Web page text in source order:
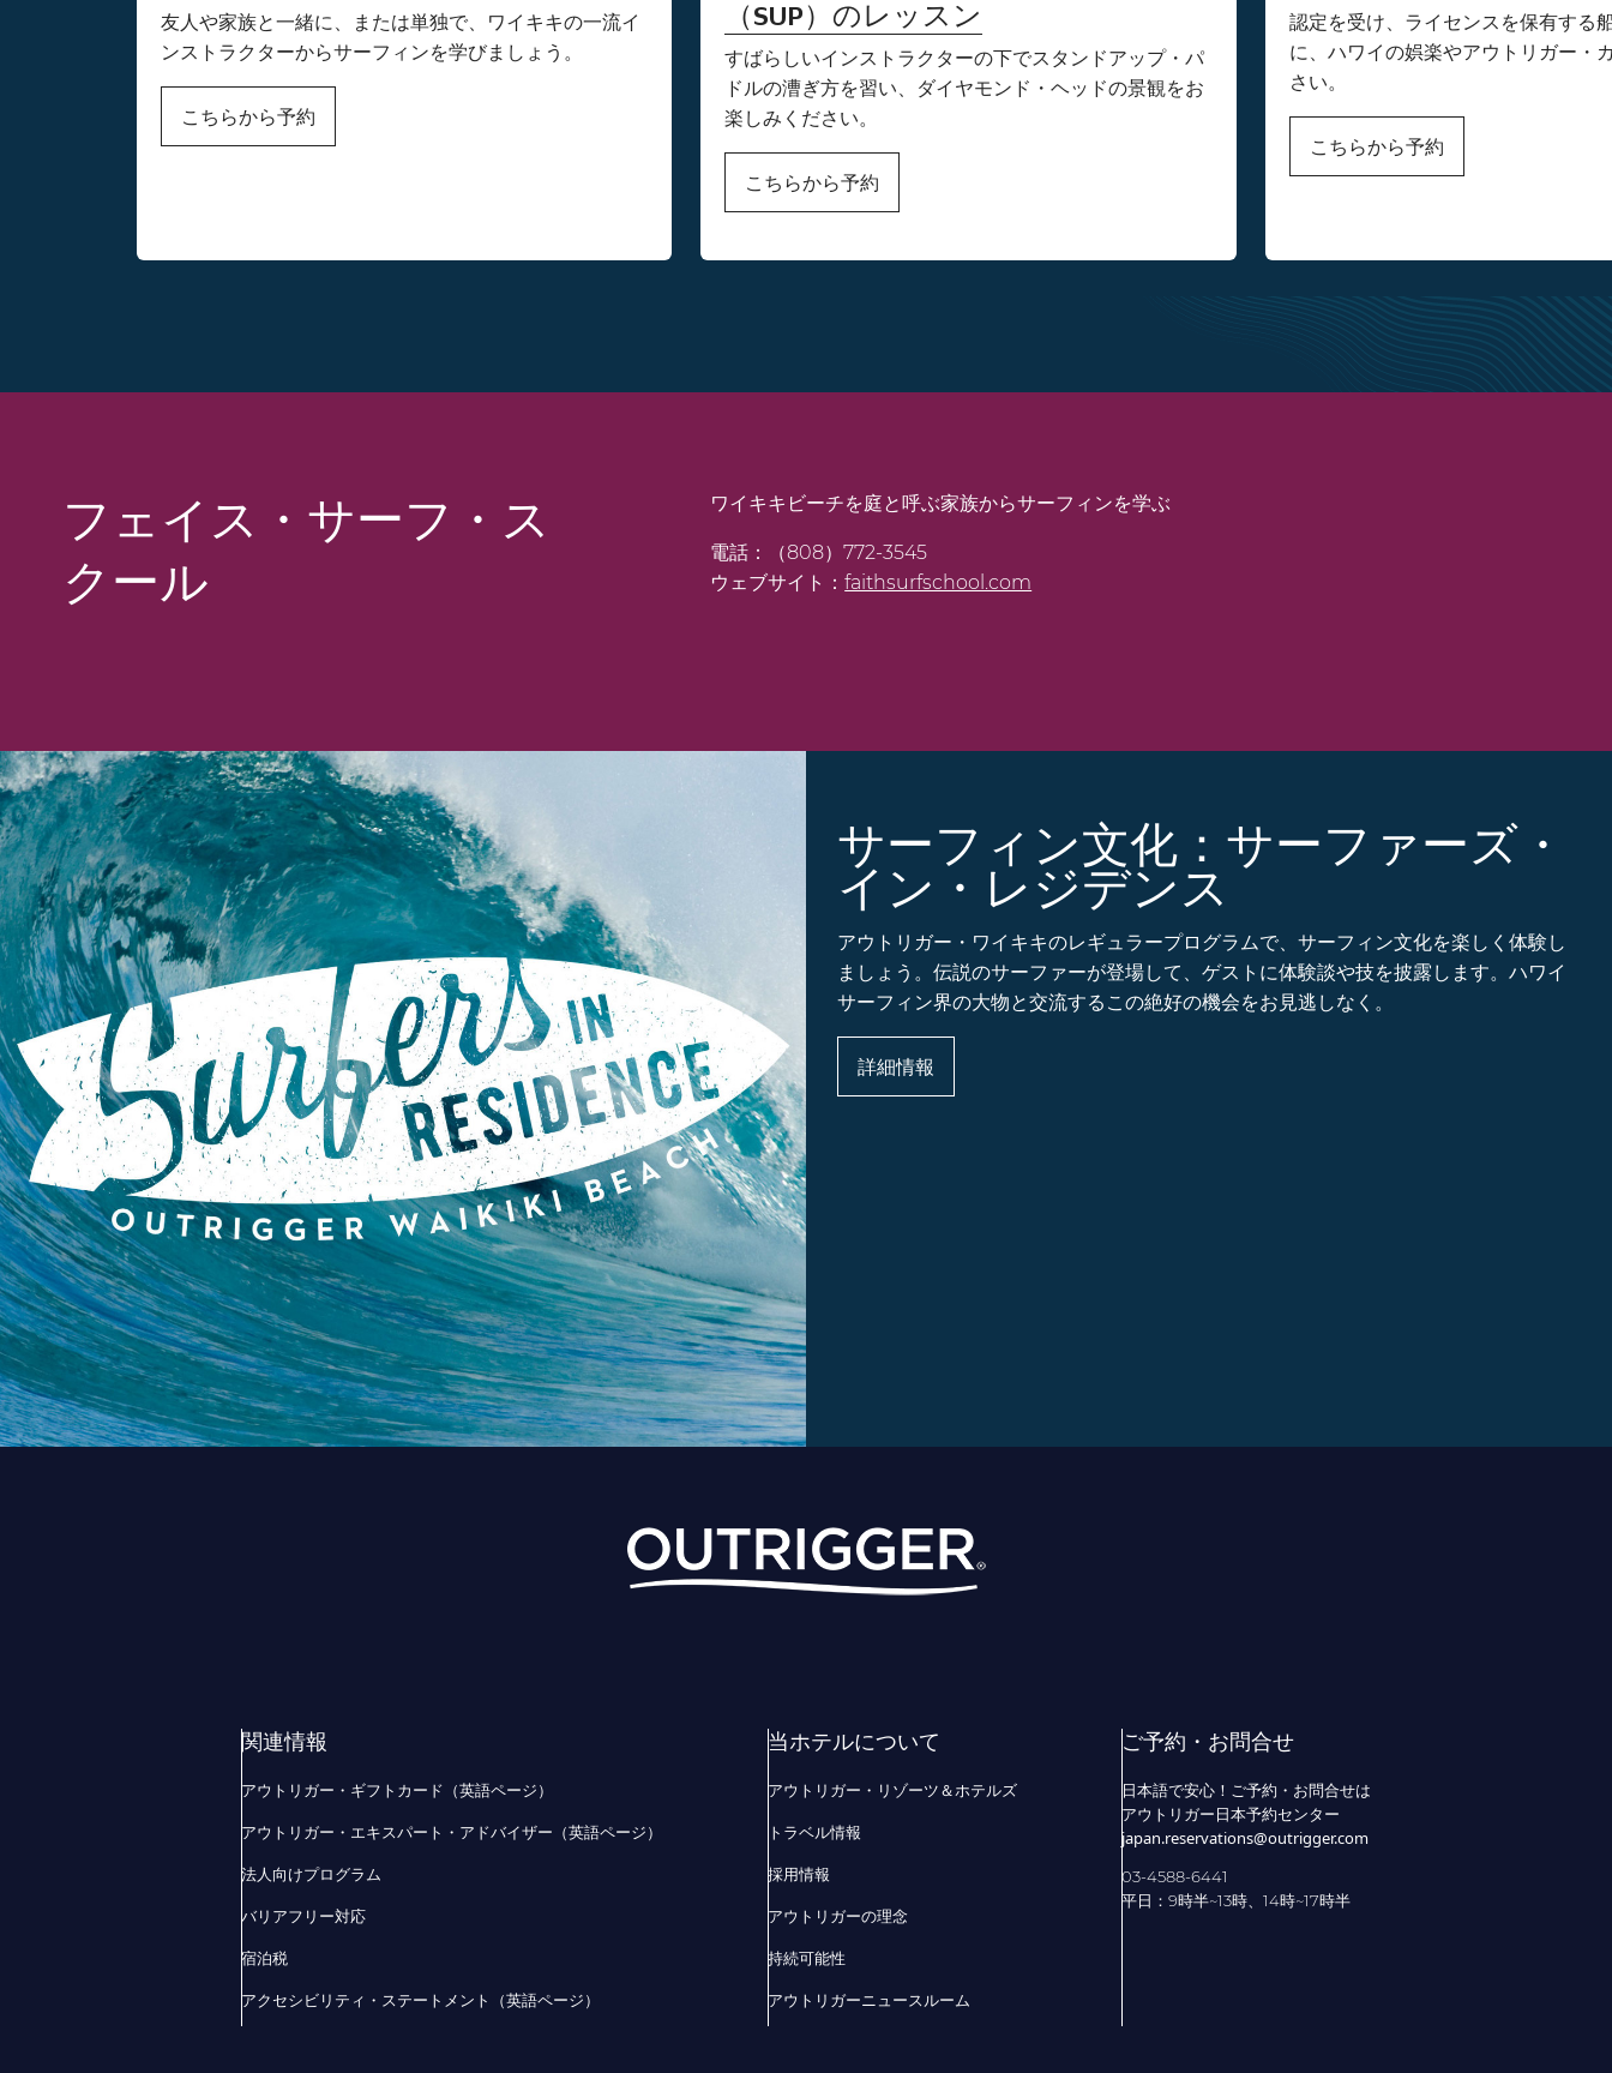
友人や家族と一緒に、または単独で、ワイキキの一流イ
ンストラクターからサーフィンを学びましょう。
こちらから予約
（SUP）のレッスン
すばらしいインストラクターの下でスタンドアップ・パ
ドルの漕ぎ方を習い、ダイヤモンド・ヘッドの景観をお
楽しみください。
こちらから予約
認定を受け、ライセンスを保有する
に、ハワイの娯楽やアウトリガー・
さい。
こちらから予約
フェイス・サーフ・ス
クール
ワイキキビーチを庭と呼ぶ家族からサーフィンを学ぶ
電話：（808）772-3545
ウェブサイト：faithsurfschool.com
サーフィン文化：サーファーズ・
イン・レジデンス
アウトリガー・ワイキキのレギュラープログラムで、サーフィン文化を楽しく体験し
ましょう。伝説のサーファーが登場して、ゲストに体験談や技を披露します。ハワイ
サーフィン界の大物と交流するこの絶好の機会をお見逃しなく。
詳細情報
関連情報
アウトリガー・ギフトカード（英語ページ）
アウトリガー・エキスパート・アドバイザー（英語ページ）
法人向けプログラム
バリアフリー対応
宿泊税
アクセシビリティ・ステートメント（英語ページ）
当ホテルについて
アウトリガー・リゾーツ＆ホテルズ
トラベル情報
採用情報
アウトリガーの理念
持続可能性
アウトリガーニュースルーム
ご予約・お問合せ
日本語で安心！ご予約・お問合せは
アウトリガー日本予約センター
japan.reservations@outrigger.com
03-4588-6441
平日：9時半~13時、14時~17時半